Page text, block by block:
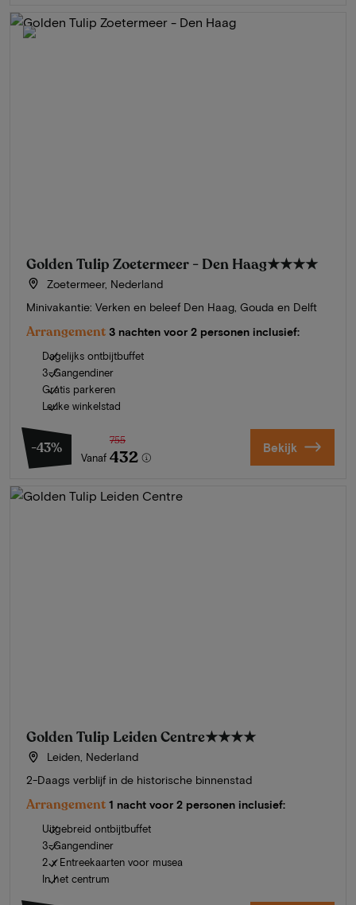
Golden Tulip Zoetermeer - Den Haag★★★★
Zoetermeer, Nederland
Minivakantie: Verken en beleef Den Haag, Gouda en Delft
Arrangement 3 nachten voor 2 personen inclusief:
Dagelijks ontbijtbuffet
3-Gangendiner
Gratis parkeren
Leuke winkelstad
-43%
Vanaf
755
432 Bekijk
Golden Tulip Leiden Centre★★★★
Leiden, Nederland
2-Daags verblijf in de historische binnenstad
Arrangement 1 nacht voor 2 personen inclusief:
Uitgebreid ontbijtbuffet
3-Gangendiner
2 x Entreekaarten voor musea
In het centrum